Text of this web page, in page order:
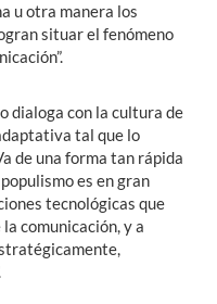
u otra manera los
situar el fenómeno
dialoga con la cultura de
tal que lo
de una forma tan rápida
es en gran
tecnológicas que
comunicación, y a